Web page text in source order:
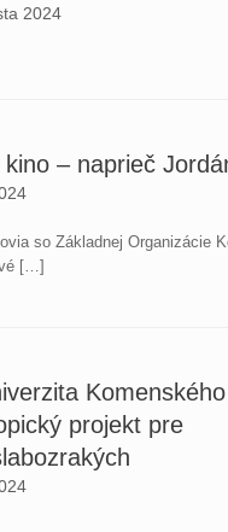
2024
– naprieč
so Základnej Organizácie
[…]
Komenského
projekt pre